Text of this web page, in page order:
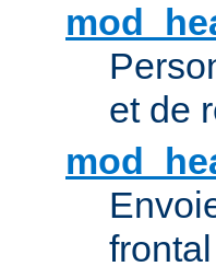
et de
frontal